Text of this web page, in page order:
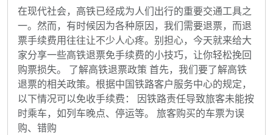
在现代社会，高铁已经成为人们出行的重要交通工具之
一。然而，有时候因为各种原因，我们需要退票，而退
票手续费用往往让不少人心疼。别担心，今天就来给大
家分享一些高铁退票免手续费的小技巧，让你轻松挽回
购票损失。 了解高铁退票政策 首先，我们要了解高铁
退票的相关政策。根据中国铁路客户服务中心的规定，
以下情况可以免收手续费： 因铁路责任导致旅客未能按
时乘车，如列车晚点、停运等。 旅客购买的车票为误
购、错购